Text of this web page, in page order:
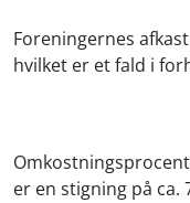
Foreningernes
hvilket er et fald i
er en stigning på ca.